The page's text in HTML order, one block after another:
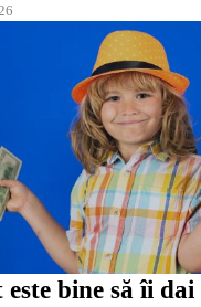
este bine să îi